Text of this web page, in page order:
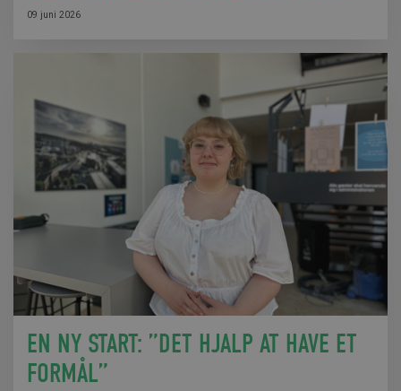
09 juni 2026
EN NY START: ”DET HJALP AT HAVE ET
FORMÅL”